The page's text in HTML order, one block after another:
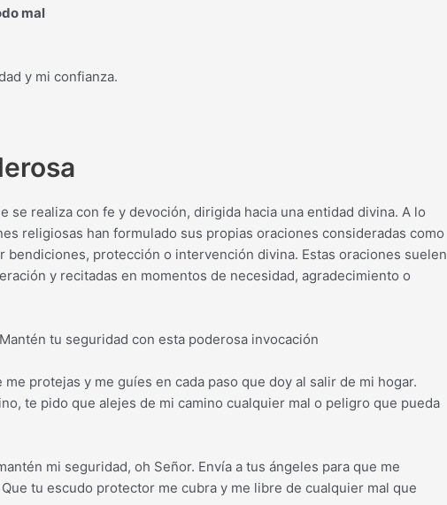
mal
y mi confianza.
se realiza con fe y devoción, dirigida hacia una entidad divina. A lo
religiosas han formulado sus propias oraciones consideradas como
bendiciones, protección o intervención divina. Estas oraciones suelen
y recitadas en momentos de necesidad, agradecimiento o
tu seguridad con esta poderosa invocación
protejas y me guíes en cada paso que doy al salir de mi hogar.
te pido que alejes de mi camino cualquier mal o peligro que pueda
mi seguridad, oh Señor. Envía a tus ángeles para que me
tu escudo protector me cubra y me libre de cualquier mal que